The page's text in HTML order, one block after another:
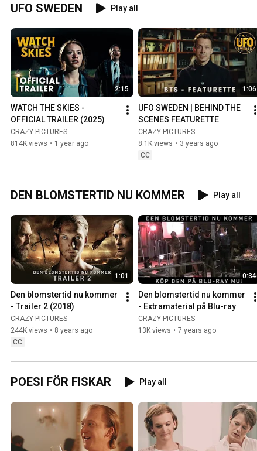
UFO SWEDEN Play all
2:15
WATCH THE SKIES -
OFFICIAL TRAILER (2025)
CRAZY PICTURES
814K views • 1 year ago
1:06
UFO SWEDEN | BEHIND THE
SCENES FEATURETTE
CRAZY PICTURES
8.1K views • 3 years ago
CC
DEN BLOMSTERTID NU KOMMER Play all
1:01
Den blomstertid nu kommer
- Trailer 2 (2018)
CRAZY PICTURES
244K views • 8 years ago
CC
0:34
Den blomstertid nu kommer
- Extramaterial på Blu-ray
CRAZY PICTURES
13K views • 7 years ago
POESI FÖR FISKAR Play all